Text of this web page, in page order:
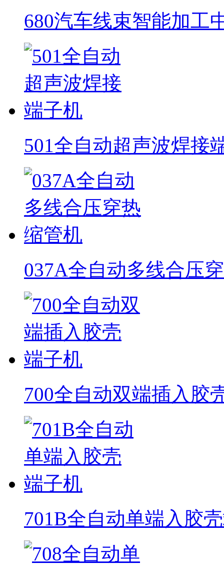
680汽车线束智能加工
501全自动超声波焊接
037A全自动多线合压
700全自动双端插入胶
701B全自动单端入胶